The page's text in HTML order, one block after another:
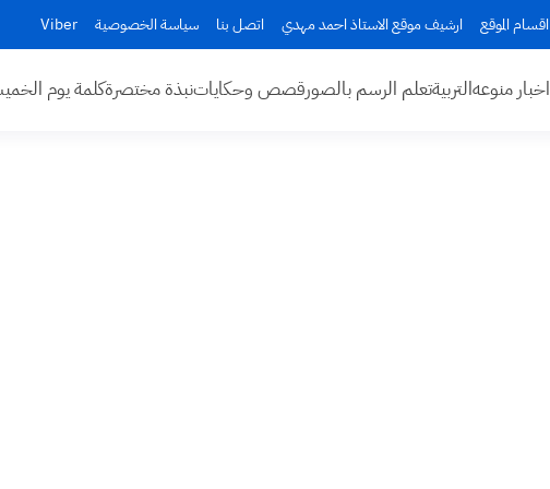
اقسام الموقع ارشيف موقع الاستاذ احمد مهدي اتصل بنا سياسة الخصوصية Viber
اخبار منوعهالتربيةتعلم الرسم بالصورقصص وحكاياتنبذة مختصرةكلمة يوم